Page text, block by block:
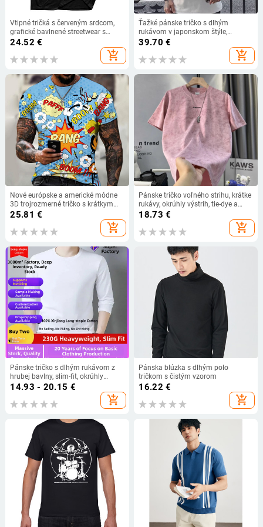
Vtipné tričká s červeným srdcom,
grafické bavlnené streetwear s
krátkym rukávom a výstrihom do
24.52 €
add_shopping_cart
Ťažké pánske tričko s dlhým
rukávom v japonskom štýle,
jednofarebná biela, voľný strih,
39.70 €
add_shopping_cart
Nové európske a americké módne
3D trojrozmerné tričko s krátkym
rukávom pre mužov, športové,
25.81 €
add_shopping_cart
Pánske tričko voľného strihu, krátke
rukávy, okrúhly výstrih, tie-dye a
potlač písmen
18.73 €
add_shopping_cart
Pánske tričko s dlhým rukávom z
hrubej bavlny, slim-fit, okrúhly
výstrih, na jeseň a zimu
14.93 - 20.15 €
add_shopping_cart
Pánska blúzka s dlhým polo
tričkom s čistým vzorom
16.22 €
add_shopping_cart